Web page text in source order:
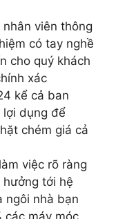
viên thông
có tay nghề
cho quý khách
xác
kể cả ban
lợi dụng để
chém giá cả
việc rõ ràng
hưởng tới hệ
ngôi nhà bạn